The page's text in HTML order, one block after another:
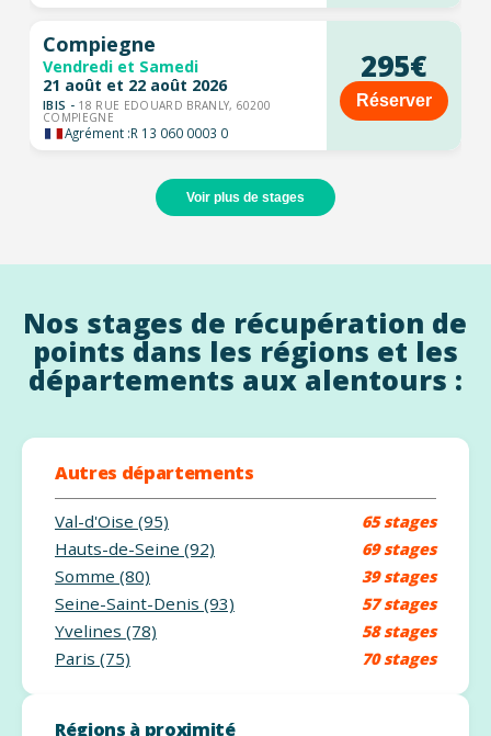
Compiegne
Vendredi et Samedi
21 août et 22 août 2026
IBIS - 18 RUE EDOUARD BRANLY, 60200
COMPIEGNE
Agrément :R 13 060 0003 0
295€
Réserver
Voir plus de stages
Nos stages de récupération de
points dans les régions et les
départements aux alentours :
Autres départements
Val-d'Oise (95) 65 stages
Hauts-de-Seine (92) 69 stages
Somme (80) 39 stages
Seine-Saint-Denis (93) 57 stages
Yvelines (78) 58 stages
Paris (75) 70 stages
Régions à proximité